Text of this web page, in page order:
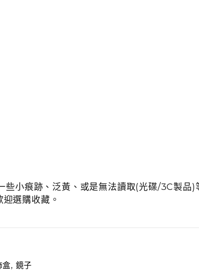
小痕跡、泛黃、或是無法讀取(光碟/3C製品)
選購收藏。
盒, 鏡子